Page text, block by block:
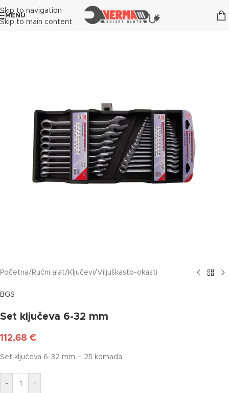
Skip to navigation
Skip to main content
MENU
Početna/ Ručni alat/ Ključevi/Viljuškasto-okasti
BGS
Set ključeva 6-32 mm
112,68 €
Set ključeva 6-32 mm – 25 komada
- +